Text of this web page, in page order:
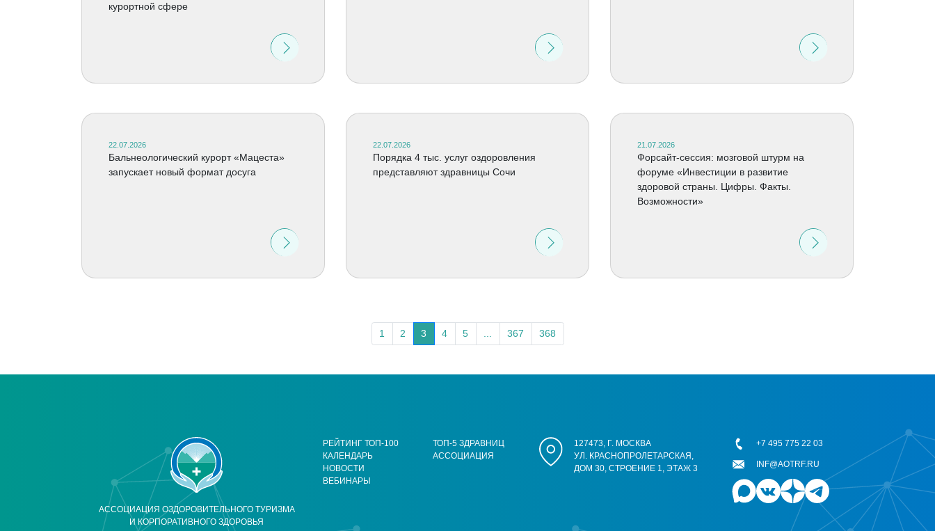
курортной сфере
22.07.2026
Бальнеологический курорт «Мацеста»
запускает новый формат досуга
22.07.2026
Порядка 4 тыс. услуг оздоровления
представляют здравницы Сочи
21.07.2026
Форсайт-сессия: мозговой штурм на
форуме «Инвестиции в развитие
здоровой страны. Цифры. Факты.
Возможности»
1 2 3 4 5 367 368
АССОЦИАЦИЯ ОЗДОРОВИТЕЛЬНОГО ТУРИЗМА
И КОРПОРАТИВНОГО ЗДОРОВЬЯ
РЕЙТИНГ ТОП-100
КАЛЕНДАРЬ
НОВОСТИ
ВЕБИНАРЫ
ТОП-5 ЗДРАВНИЦ
АССОЦИАЦИЯ
127473, Г. МОСКВА
УЛ. КРАСНОПРОЛЕТАРСКАЯ,
ДОМ 30, СТРОЕНИЕ 1, ЭТАЖ 3
+7 495 775 22 03
INF@AOTRF.RU